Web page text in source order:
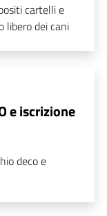
cartelli e
libero dei cani
e iscrizione
deco e